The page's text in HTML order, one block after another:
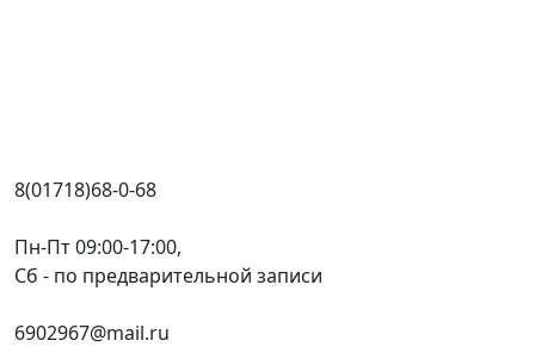
8(01718)68-0-68
Пн-Пт 09:00-17:00,
Сб - по предварительной записи
6902967@mail.ru